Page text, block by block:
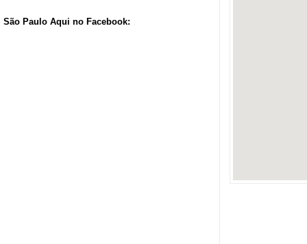
São Paulo Aqui no Facebook: